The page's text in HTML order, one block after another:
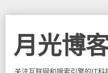
月光博